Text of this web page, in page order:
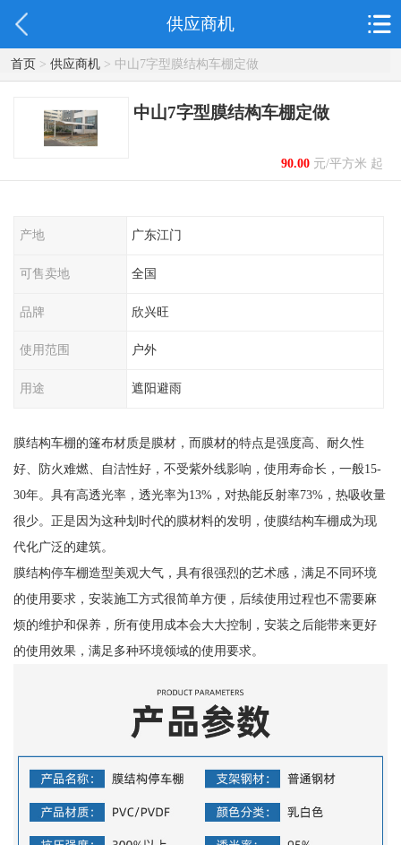
供应商机
首页> 供应商机> 中山7字型膜结构车棚定做
中山7字型膜结构车棚定做
90.00元/平方米 起
产地 广东江门
可售卖地 全国
品牌 欣兴旺
使用范围 户外
用途 遮阳避雨
膜结构车棚的篷布材质是膜材，而膜材的特点是强度高、耐久性
好、防火难燃、自洁性好，不受紫外线影响，使用寿命长，一般15-
30年。具有高透光率，透光率为13%，对热能反射率73%，热吸收量
很少。正是因为这种划时代的膜材料的发明，使膜结构车棚成为现
代化广泛的建筑。
膜结构停车棚造型美观大气，具有很强烈的艺术感，满足不同环境
的使用要求，安装施工方式很简单方便，后续使用过程也不需要麻
烦的维护和保养，所有使用成本会大大控制，安装之后能带来更好
的使用效果，满足多种环境领域的使用要求。